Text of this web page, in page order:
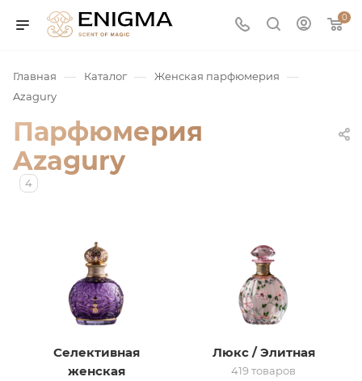
0
Главная — Каталог — Женская парфюмерия —
Azagury
Парфюмерия
Azagury
4
Селективная
женская
Люкс / Элитная
419 товаров